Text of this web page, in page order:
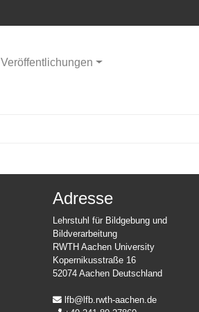
Veröffentlichungen
Adresse
Lehrstuhl für Bildgebung und
Bildverarbeitung
RWTH Aachen University
Kopernikusstraße 16
52074 Aachen Deutschland
lfb@lfb.rwth-aachen.de